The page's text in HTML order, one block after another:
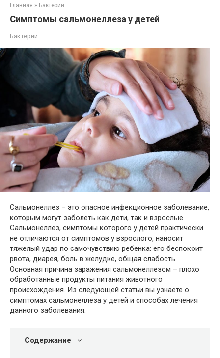
Главная » Бактерии
Симптомы сальмонеллеза у детей
Бактерии
Сальмонеллез – это опасное инфекционное заболевание,
которым могут заболеть как дети, так и взрослые.
Сальмонеллез, симптомы которого у детей практически
не отличаются от симптомов у взрослого, наносит
тяжелый удар по самочувствию ребенка: его беспокоит
рвота, диарея, боль в желудке, общая слабость.
Основная причина заражения сальмонеллезом – плохо
обработанные продукты питания животного
происхождения. Из следующей статьи вы узнаете о
симптомах сальмонеллеза у детей и способах лечения
данного заболевания.
Содержание